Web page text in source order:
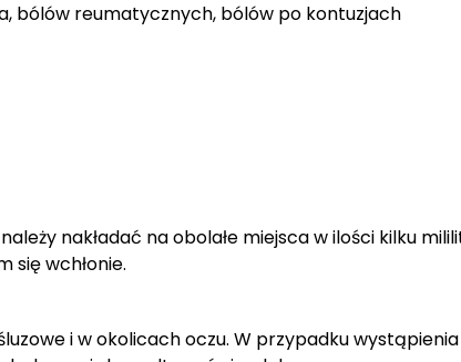
bólów reumatycznych, bólów po kontuzjach
nakładać na obolałe miejsca w ilości kilku
się wchłonie.
i w okolicach oczu. W przypadku wystąpienia